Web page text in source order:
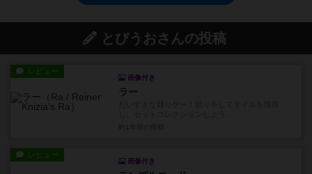
とびうおさんの投稿
レビュー
画像付き
ラー
レビュー
画像付き